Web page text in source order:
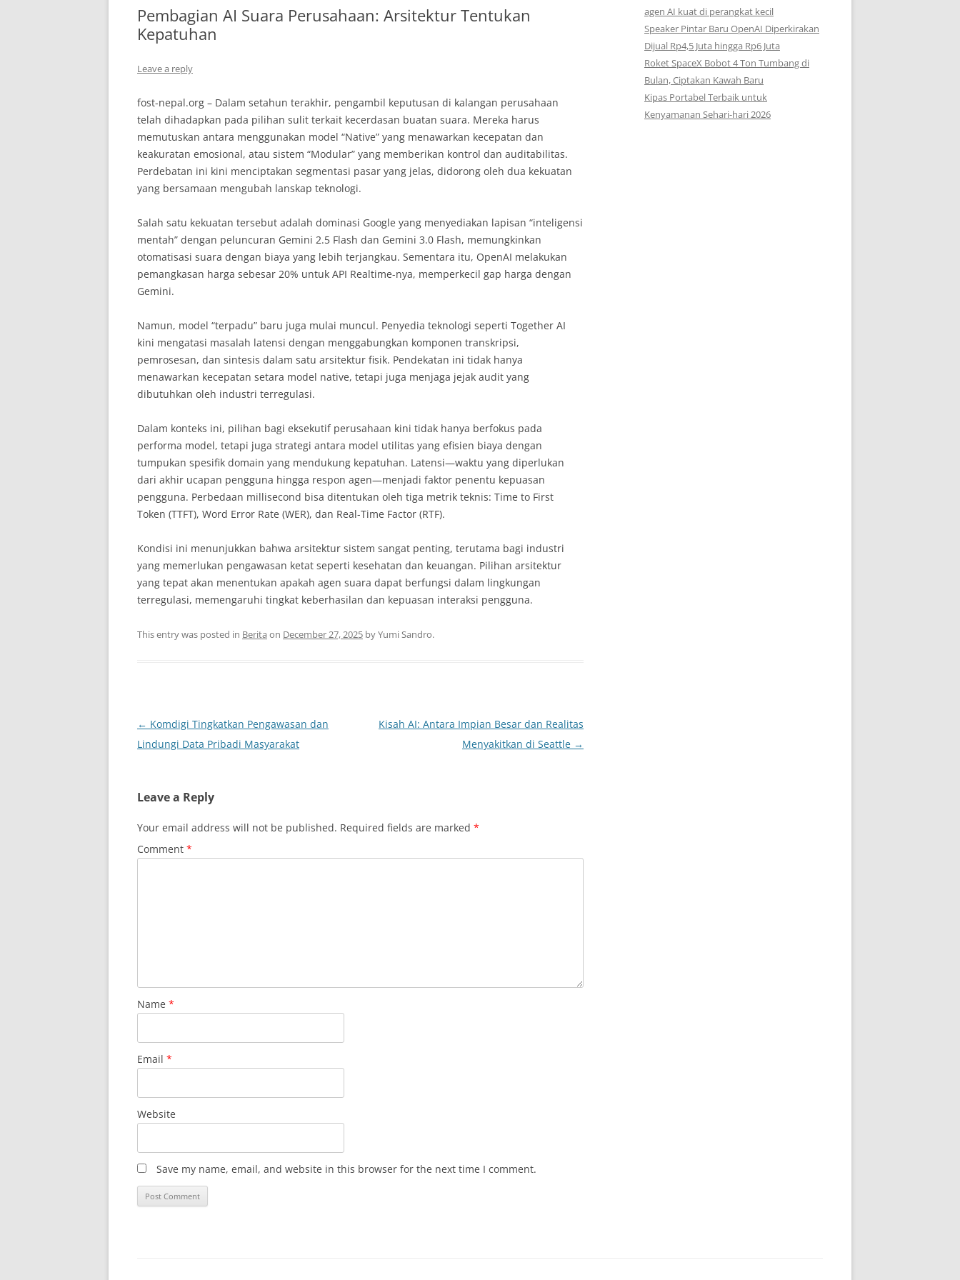
Pembagian AI Suara Perusahaan: Arsitektur Tentukan
Kepatuhan
Leave a reply
fost-nepal.org – Dalam setahun terakhir, pengambil keputusan di kalangan perusahaan
telah dihadapkan pada pilihan sulit terkait kecerdasan buatan suara. Mereka harus
memutuskan antara menggunakan model “Native” yang menawarkan kecepatan dan
keakuratan emosional, atau sistem “Modular” yang memberikan kontrol dan auditabilitas.
Perdebatan ini kini menciptakan segmentasi pasar yang jelas, didorong oleh dua kekuatan
yang bersamaan mengubah lanskap teknologi.
Salah satu kekuatan tersebut adalah dominasi Google yang menyediakan lapisan “inteligensi
mentah” dengan peluncuran Gemini 2.5 Flash dan Gemini 3.0 Flash, memungkinkan
otomatisasi suara dengan biaya yang lebih terjangkau. Sementara itu, OpenAI melakukan
pemangkasan harga sebesar 20% untuk API Realtime-nya, memperkecil gap harga dengan
Gemini.
Namun, model “terpadu” baru juga mulai muncul. Penyedia teknologi seperti Together AI
kini mengatasi masalah latensi dengan menggabungkan komponen transkripsi,
pemrosesan, dan sintesis dalam satu arsitektur fisik. Pendekatan ini tidak hanya
menawarkan kecepatan setara model native, tetapi juga menjaga jejak audit yang
dibutuhkan oleh industri terregulasi.
Dalam konteks ini, pilihan bagi eksekutif perusahaan kini tidak hanya berfokus pada
performa model, tetapi juga strategi antara model utilitas yang efisien biaya dengan
tumpukan spesifik domain yang mendukung kepatuhan. Latensi—waktu yang diperlukan
dari akhir ucapan pengguna hingga respon agen—menjadi faktor penentu kepuasan
pengguna. Perbedaan millisecond bisa ditentukan oleh tiga metrik teknis: Time to First
Token (TTFT), Word Error Rate (WER), dan Real-Time Factor (RTF).
Kondisi ini menunjukkan bahwa arsitektur sistem sangat penting, terutama bagi industri
yang memerlukan pengawasan ketat seperti kesehatan dan keuangan. Pilihan arsitektur
yang tepat akan menentukan apakah agen suara dapat berfungsi dalam lingkungan
terregulasi, memengaruhi tingkat keberhasilan dan kepuasan interaksi pengguna.
This entry was posted in Berita on December 27, 2025 byYumi Sandro.
Post
navigation
← Komdigi Tingkatkan Pengawasan dan
Lindungi Data Pribadi Masyarakat
Kisah AI: Antara Impian Besar dan Realitas
Menyakitkan di Seattle →
Leave a Reply
Your email address will not be published. Required fields are marked *
Comment *
Name *
Email *
Website
Save my name, email, and website in this browser for the next time I comment.
agen AI kuat di perangkat kecil
Speaker Pintar Baru OpenAI Diperkirakan
Dijual Rp4,5 Juta hingga Rp6 Juta
Roket SpaceX Bobot 4 Ton Tumbang di
Bulan, Ciptakan Kawah Baru
Kipas Portabel Terbaik untuk
Kenyamanan Sehari-hari 2026